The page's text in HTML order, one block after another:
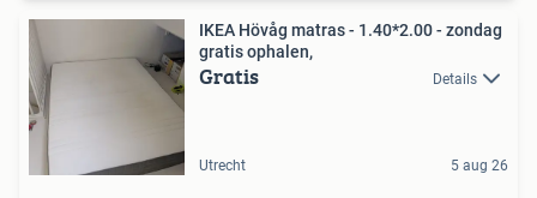
IKEA Hövåg matras - 1.40*2.00 - zondag
gratis ophalen,
Gratis Details
Utrecht 5 aug 26